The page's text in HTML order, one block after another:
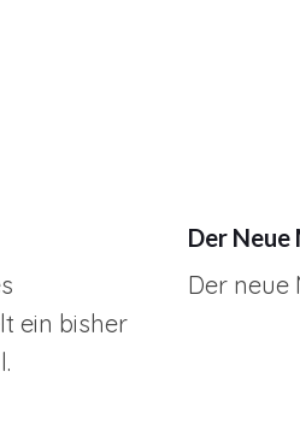
ein bisher
Der
Der neue